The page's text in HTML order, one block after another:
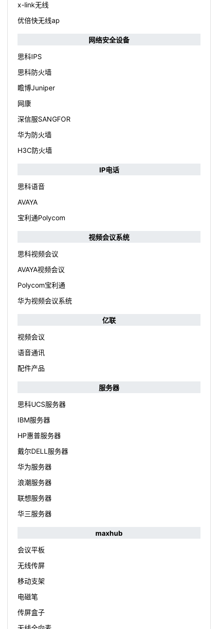
x-link无线
优倍快无线ap
网络安全设备
思科IPS
思科防火墙
瞻博Juniper
网康
深信服SANGFOR
华为防火墙
H3C防火墙
IP电话
思科语音
AVAYA
宝利通Polycom
视频会议系统
思科视频会议
AVAYA视频会议
Polycom宝利通
华为视频会议系统
亿联
视频会议
语音通讯
配件产品
服务器
思科UCS服务器
IBM服务器
HP惠普服务器
戴尔DELL服务器
华为服务器
浪潮服务器
联想服务器
华三服务器
maxhub
会议平板
无线传屏
移动支架
电磁笔
传屏盒子